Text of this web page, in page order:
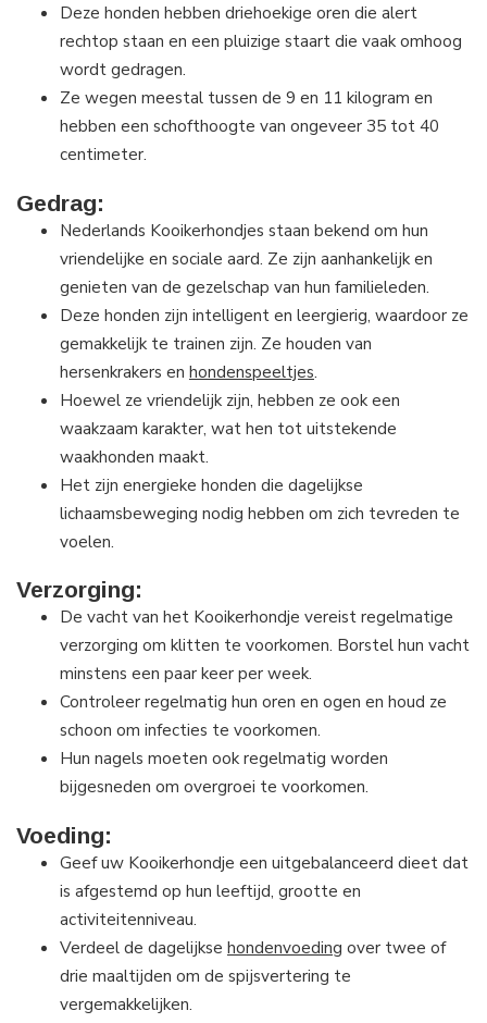
Deze honden hebben driehoekige oren die alert
rechtop staan en een pluizige staart die vaak omhoog
wordt gedragen.
Ze wegen meestal tussen de 9 en 11 kilogram en
hebben een schofthoogte van ongeveer 35 tot 40
centimeter.
Gedrag:
Nederlands Kooikerhondjes staan ​​bekend om hun
vriendelijke en sociale aard. Ze zijn aanhankelijk en
genieten van de gezelschap van hun familieleden.
Deze honden zijn intelligent en leergierig, waardoor ze
gemakkelijk te trainen zijn. Ze houden van
hersenkrakers en hondenspeeltjes.
Hoewel ze vriendelijk zijn, hebben ze ook een
waakzaam karakter, wat hen tot uitstekende
waakhonden maakt.
Het zijn energieke honden die dagelijkse
lichaamsbeweging nodig hebben om zich tevreden te
voelen.
Verzorging:
De vacht van het Kooikerhondje vereist regelmatige
verzorging om klitten te voorkomen. Borstel hun vacht
minstens een paar keer per week.
Controleer regelmatig hun oren en ogen en houd ze
schoon om infecties te voorkomen.
Hun nagels moeten ook regelmatig worden
bijgesneden om overgroei te voorkomen.
Voeding:
Geef uw Kooikerhondje een uitgebalanceerd dieet dat
is afgestemd op hun leeftijd, grootte en
activiteitenniveau.
Verdeel de dagelijkse hondenvoeding over twee of
drie maaltijden om de spijsvertering te
vergemakkelijken.